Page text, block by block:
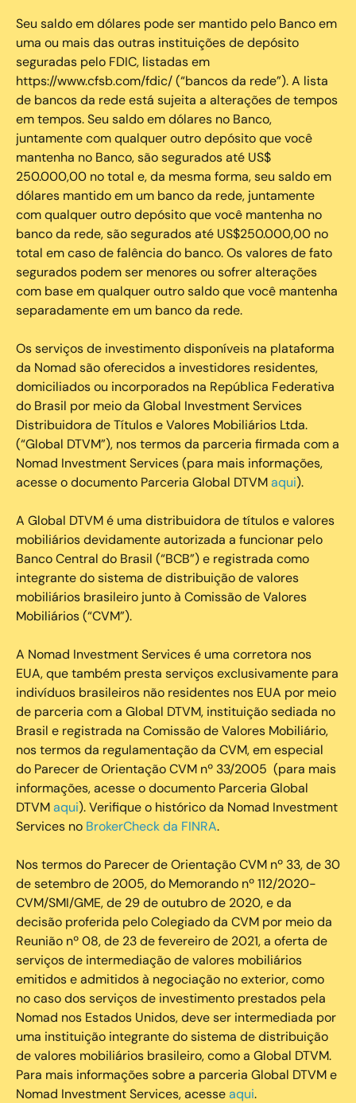
Seu saldo em dólares pode ser mantido pelo Banco em
uma ou mais das outras instituições de depósito
seguradas pelo FDIC, listadas em
https://www.cfsb.com/fdic/ (“bancos da rede”). A lista
de bancos da rede está sujeita a alterações de tempos
em tempos. Seu saldo em dólares no Banco,
juntamente com qualquer outro depósito que você
mantenha no Banco, são segurados até US$
250.000,00 no total e, da mesma forma, seu saldo em
dólares mantido em um banco da rede, juntamente
com qualquer outro depósito que você mantenha no
banco da rede, são segurados até US$250.000,00 no
total em caso de falência do banco. Os valores de fato
segurados podem ser menores ou sofrer alterações
com base em qualquer outro saldo que você mantenha
separadamente em um banco da rede.
Os serviços de investimento disponíveis na plataforma
da Nomad são oferecidos a investidores residentes,
domiciliados ou incorporados na República Federativa
do Brasil por meio da Global Investment Services
Distribuidora de Títulos e Valores Mobiliários Ltda.
(“Global DTVM”), nos termos da parceria firmada com a
Nomad Investment Services (para mais informações,
acesse o documento Parceria Global DTVMaqui).
A Global DTVM é uma distribuidora de títulos e valores
mobiliários devidamente autorizada a funcionar pelo
Banco Central do Brasil (“BCB”) e registrada como
integrante do sistema de distribuição de valores
mobiliários brasileiro junto à Comissão de Valores
Mobiliários (“CVM”).
‍A Nomad Investment Services é uma corretora nos
EUA, que também presta serviços exclusivamente para
indivíduos brasileiros não residentes nos EUA por meio
de parceria com a Global DTVM, instituição sediada no
Brasil e registrada na Comissão de Valores Mobiliário,
nos termos da regulamentação da CVM, em especial
do Parecer de Orientação CVM nº 33/2005 (para mais
informações, acesse o documento Parceria Global
DTVMaqui). Verifique o histórico da Nomad Investment
Services no BrokerCheck da FINRA.
Nos termos do Parecer de Orientação CVM nº 33, de 30
de setembro de 2005, do Memorando nº 112/2020-
CVM/SMI/GME, de 29 de outubro de 2020, e da
decisão proferida pelo Colegiado da CVM por meio da
Reunião nº 08, de 23 de fevereiro de 2021, a oferta de
serviços de intermediação de valores mobiliários
emitidos e admitidos à negociação no exterior, como
no caso dos serviços de investimento prestados pela
Nomad nos Estados Unidos, deve ser intermediada por
uma instituição integrante do sistema de distribuição
de valores mobiliários brasileiro, como a Global DTVM.
Para mais informações sobre a parceria Global DTVM e
Nomad Investment Services, acesseaqui.